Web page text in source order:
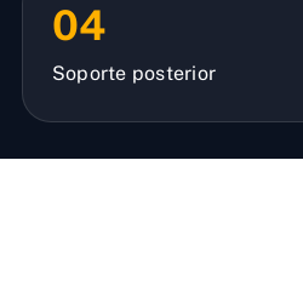
04
Soporte posterior